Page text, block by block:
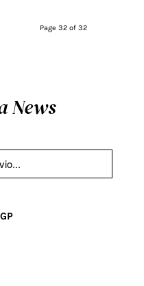
Page 32 of 32
News